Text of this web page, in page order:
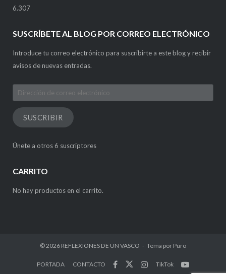
6.307
SUSCRÍBETE AL BLOG POR CORREO ELECTRÓNICO
Introduce tu correo electrónico para suscribirte a este blog y recibir
avisos de nuevas entradas.
Dirección
de
correo
electrónico
SUSCRIBIR
Únete a otros 6 suscriptores
CARRITO
No hay productos en el carrito.
© 2026 REFLEXIONES DE UN VASCO Tema por Puro
PORTADA CONTACTO TikTok